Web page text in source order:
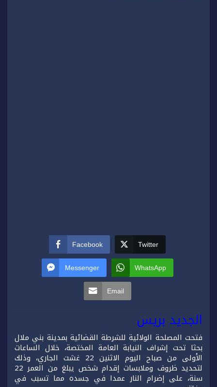
Facebook Twitter
Messenger WhatsApp
Email
الجديد بريس
فتحت المصلحة الولائية للشرطة القضائية بمدينة بني ملال
بحثا تحت إشراف النيابة العامة المختصة، خلال الساعات
الأولى من صباح اليوم الاثنين 22 غشت الجاري، وذلك
لتحديد ظروف وملابسات إقدام شخص يبلغ من العمر 22
سنة، على إضرام النار عمدا في جسده مما تسبب في